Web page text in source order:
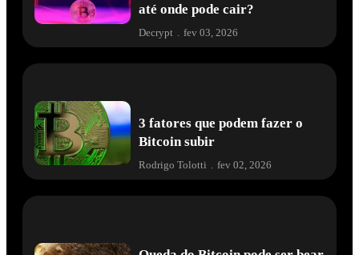
até onde pode cair?
Decrypt . fev 03, 2026
3 fatores que podem fazer o
Bitcoin subir
Rodrigo Tolotti fev 02, 2026